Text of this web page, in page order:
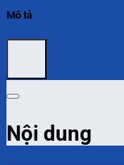
Mô tả
Nội dung